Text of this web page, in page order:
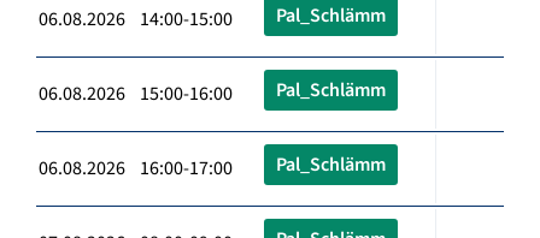
06.08.2026 14:00-15:00 Pal_Schlämm
06.08.2026 15:00-16:00 Pal_Schlämm
06.08.2026 16:00-17:00 Pal_Schlämm